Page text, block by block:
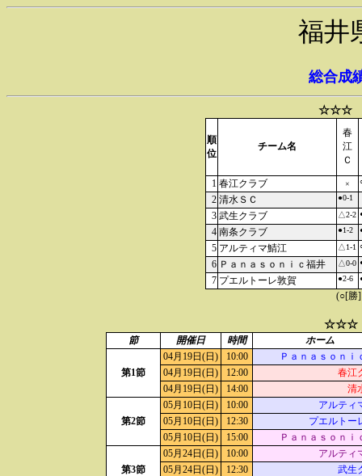
福井
総合成
☆☆☆
順
位
チーム名
春
江
Ｃ
1 春江クラブ ×
2 清水ＳＣ ●0-1
3 武生クラブ △2-2
4 南条クラブ ●1-2
5 アルティマ鯖江 △1-1
6 Ｐａｎａｓｏｎｉｃ福井 △0-0
7 プエルトーレ敦賀 ●2-6
(○[勝
☆☆☆
節 開催日 時間 ホーム
第1節
04月19日(日) 10:00
Ｐａｎａｓｏｎｉ
04月19日(日)
12:00
春江
04月19日(日)
14:00 清
第2節
05月10日(日) 10:00
アルティ
05月10日(日)
12:30
プエルトー
05月10日(日)
15:00 Ｐａｎａｓｏｎｉ
第3節
05月24日(日) 10:00
アルティ
05月24日(日)
12:30
武生